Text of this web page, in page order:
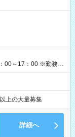
どで給与の一部を受け
1時間） 時給1,300円
割により時給＋100
憩なし） 時給1,300
交通費 【試用期
00～17：00 ※勤務時
上の大量募集
詳細へ